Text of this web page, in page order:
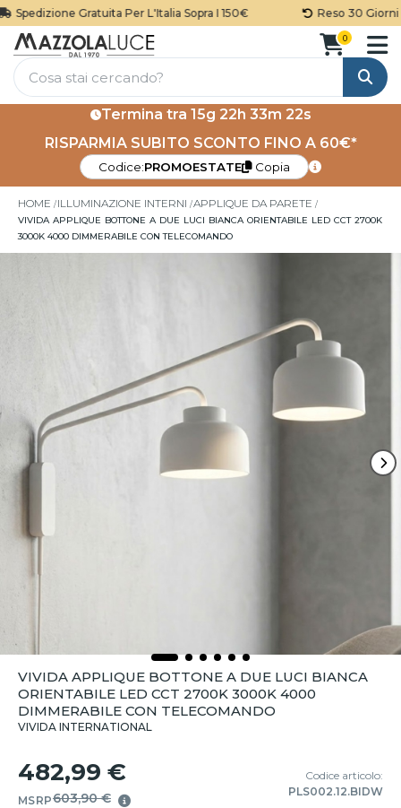
Spedizione Gratuita Per L'Italia Sopra I 150€ Reso 30 Giorni
Cerca
0
Termina tra 15g 22h 33m 22s
RISPARMIA SUBITO SCONTO FINO A 60€*
Codice:PROMOESTATE Copia
HOME ILLUMINAZIONE INTERNI APPLIQUE DA PARETE
VIVIDA APPLIQUE BOTTONE A DUE LUCI BIANCA ORIENTABILE LED CCT 2700K
3000K 4000 DIMMERABILE CON TELECOMANDO
VIVIDA APPLIQUE BOTTONE A DUE LUCI BIANCA
ORIENTABILE LED CCT 2700K 3000K 4000
DIMMERABILE CON TELECOMANDO
VIVIDA INTERNATIONAL
482,99 €
MSRP603,90 €
Codice articolo:
PLS002.12.BIDW